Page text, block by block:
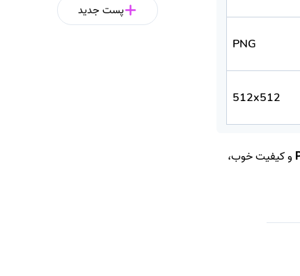
PNG
512x512
و کیفیت خوب،
پست جدید